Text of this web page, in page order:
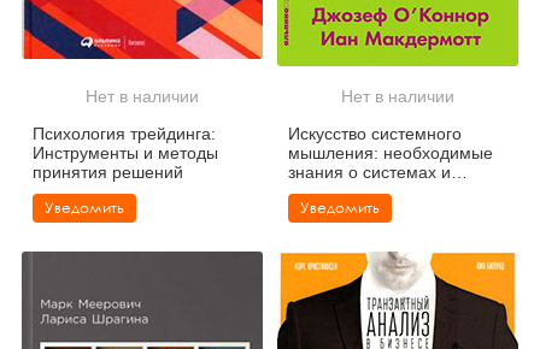
Нет в наличии
Психология трейдинга:
Инструменты и методы
принятия решений
Уведомить
Нет в наличии
Искусство системного
мышления: необходимые
знания о системах и
творческом подходе к
решению проблем
Уведомить